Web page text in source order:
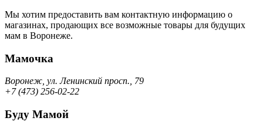
Мы хотим предоставить вам контактную информацию о
магазинах, продающих все возможные товары для будущих
мам в Воронеже.
Мамочка
Воронеж, ул. Ленинский просп., 79
+7 (473) 256-02-22
Буду Мамой